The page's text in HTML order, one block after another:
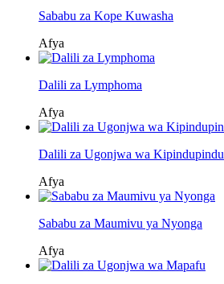
Sababu za Kope Kuwasha
Afya
Dalili za Lymphoma
Afya
Dalili za Ugonjwa wa Kipindupindu
Afya
Sababu za Maumivu ya Nyonga
Afya